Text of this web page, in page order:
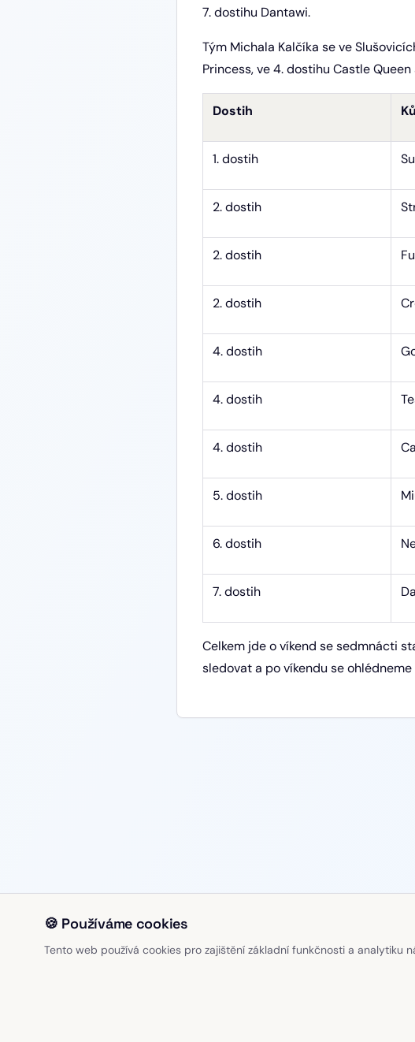
🍪 Používáme cookies
Tento web používá cookies pro zajištění základní funkčnosti a analytiku
7. dostihu Dantawi.
Tým Michala Kalčíka se ve
Princess, ve 4. dostihu Castle
Dostih
1. dostih
2. dostih
2. dostih
2. dostih
4. dostih
4. dostih
4. dostih
5. dostih
6. dostih
7. dostih
Celkem jde o víkend se sedmnácti
sledovat a po víkendu se